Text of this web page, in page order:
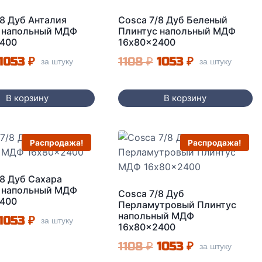
Дуб Анталия
напольный МДФ
₽Текущая
1053 ₽.
за штуку
В корзину
Cosca 7/8 Дуб Беленый
Плинтус напольный МДФ
16x80x2400
1108₽ Первоначальная
составляла
1053 ₽Текущая
1053 ₽.
за штуку
В корзину
Распродажа!
Дуб Сахара
напольный МДФ
₽Текущая
за штуку
Распродажа!
Cosca 7/8 Дуб
Перламутровый Плинтус
напольный МДФ
16x80x2400
1108₽ Первоначальная
1053 ₽Текущая
за штуку